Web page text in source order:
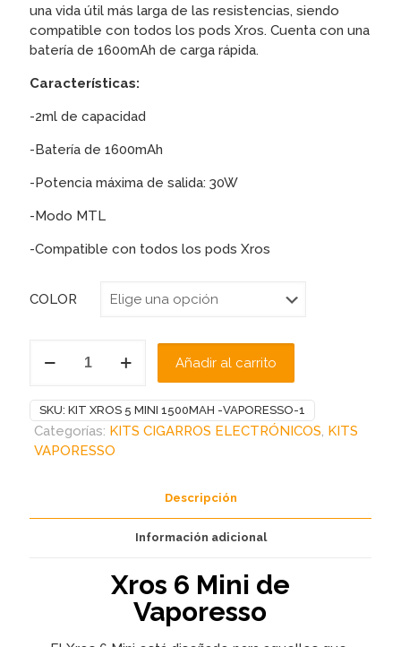
una vida útil más larga de las resistencias, siendo
compatible con todos los pods Xros. Cuenta con una
batería de 1600mAh de carga rápida.
Características:
-2ml de capacidad
-Batería de 1600mAh
-Potencia máxima de salida: 30W
-Modo MTL
-Compatible con todos los pods Xros
COLOR
XROS
MINI
1600MAH
Añadir al carrito
SKU: KIT XROS 5 MINI 1500MAH -VAPORESSO-1
Categorías: KITS CIGARROS ELECTRÓNICOS KITS
VAPORESSO
Descripción
Información adicional
Xros 6 Mini de
Vaporesso